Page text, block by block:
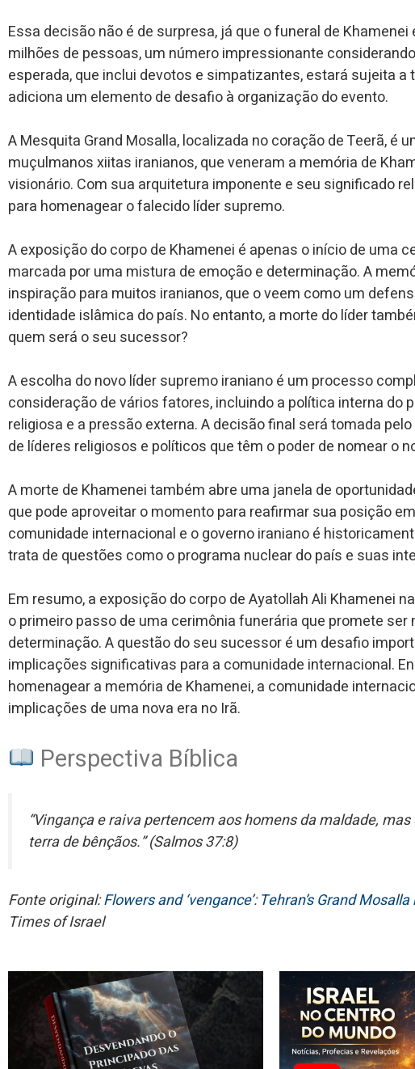
Essa decisão não é de surpresa, já que o funeral de
milhões de pessoas, um número impressionante
esperada, que inclui devotos e simpatizantes, estará sujeita a
adiciona um elemento de desafio à organização do evento.
A Mesquita Grand Mosalla, localizada no coração de Teerã, é
muçulmanos xiitas iranianos, que veneram a memória de
visionário. Com sua arquitetura imponente e seu significado
para homenagear o falecido líder supremo.
A exposição do corpo de Khamenei é apenas o início de uma
marcada por uma mistura de emoção e determinação. A
inspiração para muitos iranianos, que o veem como um
identidade islâmica do país. No entanto, a morte do líder
quem será o seu sucessor?
A escolha do novo líder supremo iraniano é um processo
consideração de vários fatores, incluindo a política interna do
religiosa e a pressão externa. A decisão final será tomada
de líderes religiosos e políticos que têm o poder de nomear o
A morte de Khamenei também abre uma janela de
que pode aproveitar o momento para reafirmar sua posição
comunidade internacional e o governo iraniano é
trata de questões como o programa nuclear do país e suas
Em resumo, a exposição do corpo de Ayatollah Ali Khamenei
o primeiro passo de uma cerimônia funerária que promete
determinação. A questão do seu sucessor é um desafio
implicações significativas para a comunidade internacional.
homenagear a memória de Khamenei, a comunidade
implicações de uma nova era no Irã.
Perspectiva Bíblica
“Vingança e raiva pertencem aos homens da maldade,
terra de bênçãos.” (Salmos 37:8)
Fonte original:Flowers and ‘vengance’: Tehran’s Grand
Times of Israel